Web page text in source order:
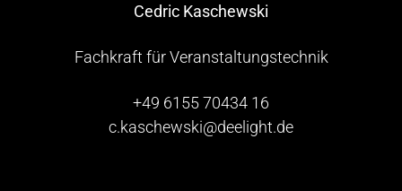
Cedric Kaschewski
Fachkraft für Veranstaltungstechnik
+49 6155 70434 16
c.kaschewski@deelight.de